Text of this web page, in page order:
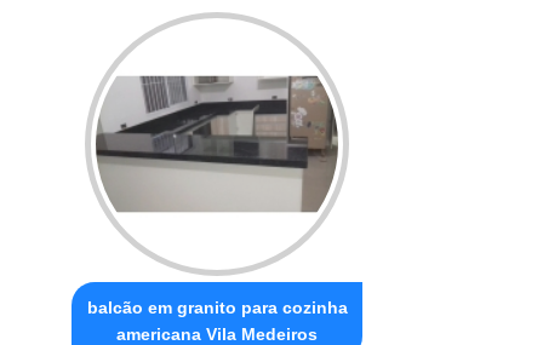
balcão em granito para cozinha
americana Vila Medeiros